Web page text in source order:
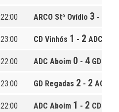
22:00 ARCO Stº Ovídio 3 -
23:00 CD Vinhós 1 - 2 ADCR
22:00 ADC Aboim 0 - 4 GDC
23:00 GD Regadas 2 - 2 ACSD
22:00 ADC Aboim 1 - 2 CD